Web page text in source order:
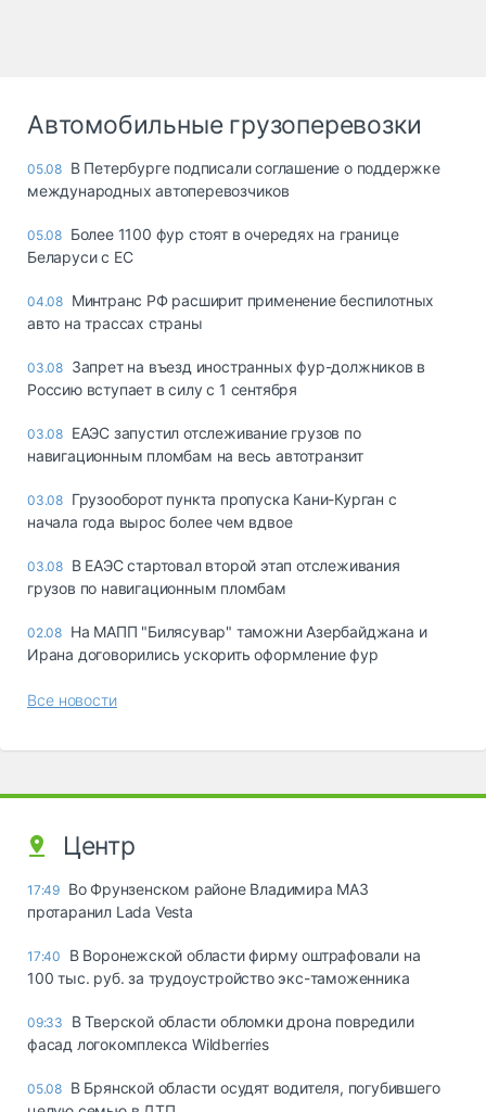
Автомобильные грузоперевозки
05.08 В Петербурге подписали соглашение о поддержке
международных автоперевозчиков
05.08 Более 1100 фур стоят в очередях на границе
Беларуси с ЕС
04.08 Минтранс РФ расширит применение беспилотных
авто на трассах страны
03.08 Запрет на въезд иностранных фур-должников в
Россию вступает в силу с 1 сентября
03.08 ЕАЭС запустил отслеживание грузов по
навигационным пломбам на весь автотранзит
03.08 Грузооборот пункта пропуска Кани-Курган с
начала года вырос более чем вдвое
03.08 В ЕАЭС стартовал второй этап отслеживания
грузов по навигационным пломбам
02.08 На МАПП "Билясувар" таможни Азербайджана и
Ирана договорились ускорить оформление фур
Все новости
Центр
17:49 Во Фрунзенском районе Владимира МАЗ
протаранил Lada Vesta
17:40
В Воронежской области фирму оштрафовали на
100 тыс. руб. за трудоустройство экс-таможенника
09:33
В Тверской области обломки дрона повредили
фасад логокомплекса Wildberries
05.08 В Брянской области осудят водителя, погубившего